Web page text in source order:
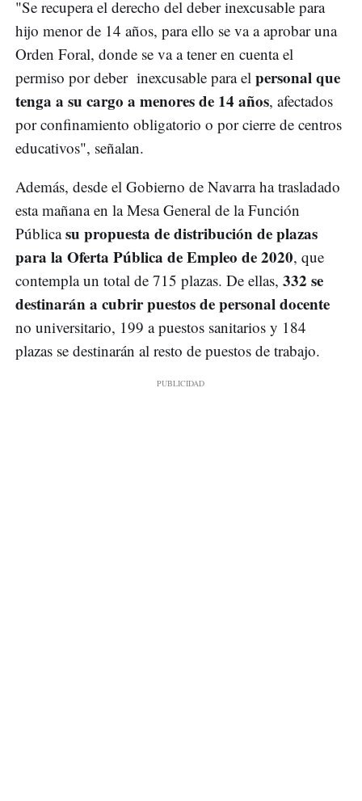
"Se recupera el derecho del deber inexcusable para
hijo menor de 14 años, para ello se va a aprobar una
Orden Foral, donde se va a tener en cuenta el
permiso por deber inexcusable para el personal que
tenga a su cargo a menores de 14 años, afectados
por confinamiento obligatorio o por cierre de centros
educativos", señalan.
Además, desde el Gobierno de Navarra ha trasladado
esta mañana en la Mesa General de la Función
Públicasu propuesta de distribución de plazas
para la Oferta Pública de Empleo de 2020, que
contempla un total de 715 plazas. De ellas, 332 se
destinarán a cubrir puestos de personal docente
no universitario, 199 a puestos sanitarios y 184
plazas se destinarán al resto de puestos de trabajo.